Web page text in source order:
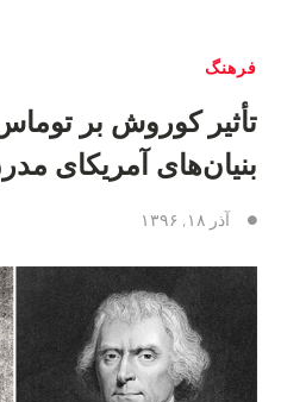
فرهنگ
تأثیر کوروش بر
بنیان‌های آمریکای
آذر ۱۸, ۱۳۹۶